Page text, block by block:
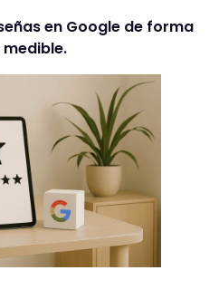
en Google de forma
.